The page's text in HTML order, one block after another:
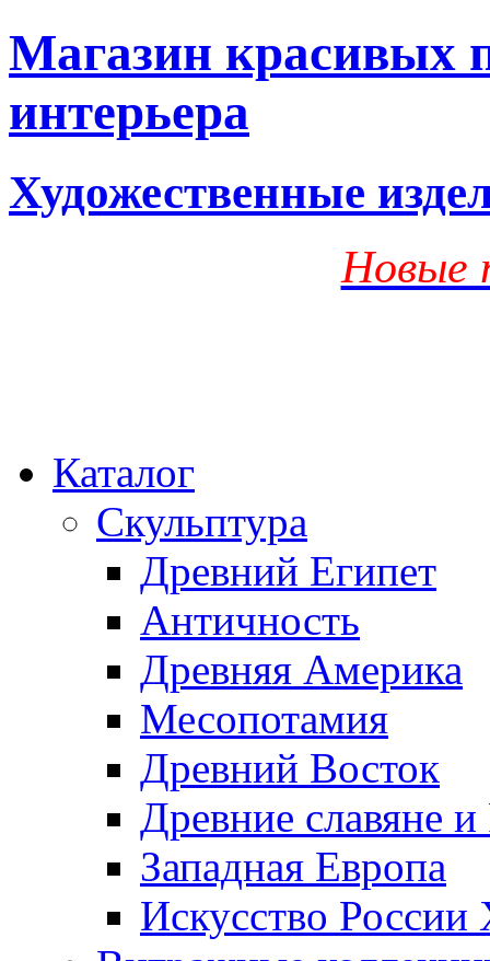
Магазин красивых
интерьера
Художественные
Новые
Каталог
Скульптура
Древний Египет
Античность
Древняя Америка
Месопотамия
Древний Восток
Древние славяне и
Западная Европа
Искусство